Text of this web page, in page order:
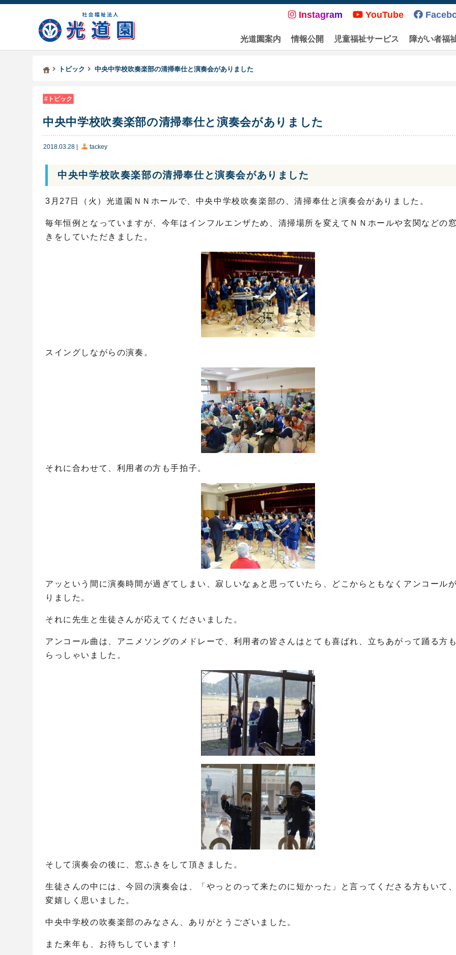
Instagram YouTube
光道園案内 情報公開 児童福祉サービス 障がい者福
社会福祉法人 光道園
トピック 中央中学校吹奏楽部の清掃奉仕と演奏会がありました
トピック
中央中学校吹奏楽部の清掃奉仕と演奏会がありました
2018.03.28 | tackey
中央中学校吹奏楽部の清掃奉仕と演奏会がありました
3月27日（火）光道園ＮＮホールで、中央中学校吹奏楽部の、清掃奉仕と演奏会がありました。
毎年恒例となっていますが、今年はインフルエンザため、清掃場所を変えてＮＮホールや玄関などの
きをしていただきました。
スイングしながらの演奏。
それに合わせて、利用者の方も手拍子。
アッという間に演奏時間が過ぎてしまい、寂しいなぁと思っていたら、どこからともなくアンコール
りました。
それに先生と生徒さんが応えてくださいました。
アンコール曲は、アニメソングのメドレーで、利用者の皆さんはとても喜ばれ、立ちあがって踊る方
らっしゃいました。
そして演奏会の後に、窓ふきをして頂きました。
生徒さんの中には、今回の演奏会は、「やっとのって来たのに短かった」と言ってくださる方もいて
変嬉しく思いました。
中央中学校の吹奏楽部のみなさん、ありがとうございました。
また来年も、お待ちしています！